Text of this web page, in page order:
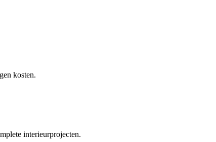
kosten.
interieurprojecten.